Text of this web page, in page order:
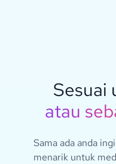
Sesuai
atau
Sama ada anda
menarik untuk